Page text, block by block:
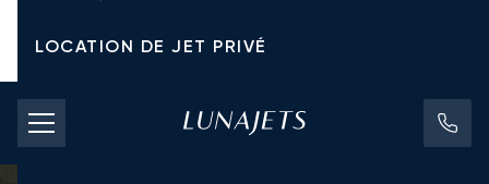
LOCATION DE JET PRIVÉ
TARIFS D'AFFRÈTEMENT
JETS PRIVÉS